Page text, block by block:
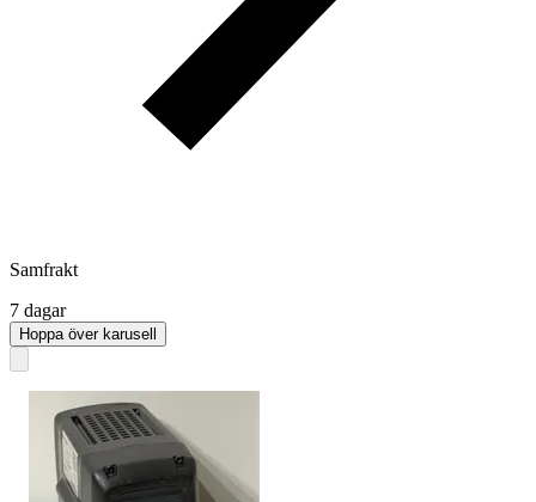
Samfrakt
7 dagar
Hoppa över karusell